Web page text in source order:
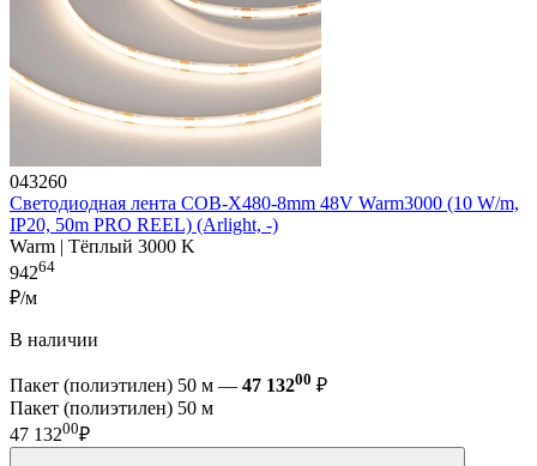
043260
Светодиодная лента COB-X480-8mm 48V Warm3000 (10 W/m,
IP20, 50m PRO REEL) (Arlight, -)
Warm | Тёплый 3000 K
94264
₽/м
В наличии
Пакет (полиэтилен) 50 м — 47 13200 ₽
Пакет (полиэтилен) 50 м
47 13200₽